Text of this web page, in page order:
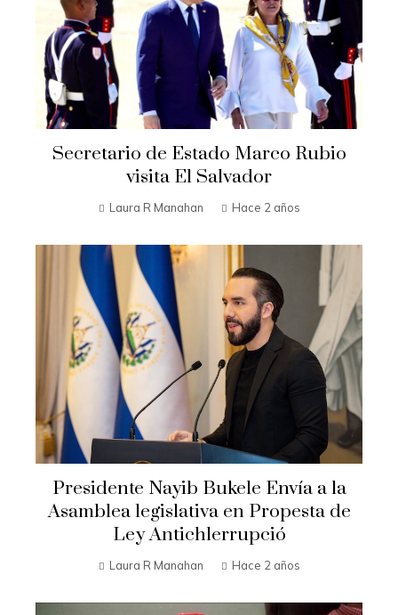
Secretario de Estado Marco Rubio
visita El Salvador
Laura R Manahan Hace 2 años
Presidente Nayib Bukele Envía a la
Asamblea legislativa en Propesta de
Ley Antichlerrupció
Laura R Manahan Hace 2 años